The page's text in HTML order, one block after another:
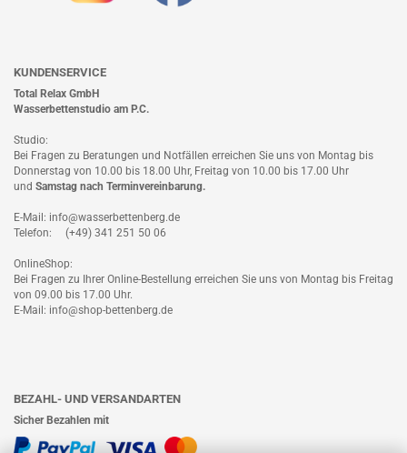
KUNDENSERVICE
Total Relax GmbH
Wasserbettenstudio am P.C.
Studio:
Bei Fragen zu Beratungen und Notfällen erreichen Sie uns von Montag bis
Donnerstag von 10.00 bis 18.00 Uhr, Freitag von 10.00 bis 17.00 Uhr
und Samstag nach Terminvereinbarung.
E-Mail: info@wasserbettenberg.de
Telefon: (+49) 341 251 50 06
OnlineShop:
Bei Fragen zu Ihrer Online-Bestellung erreichen Sie uns von Montag bis Freitag
von 09.00 bis 17.00 Uhr.
E-Mail: info@shop-bettenberg.de
BEZAHL- UND VERSANDARTEN
Sicher Bezahlen mit